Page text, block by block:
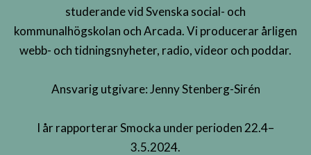
studerande vid Svenska social- och
kommunalhögskolan och Arcada. Vi producerar årligen
webb- och tidningsnyheter, radio, videor och poddar.
Ansvarig utgivare: Jenny Stenberg-Sirén
I år rapporterar Smocka under perioden 22.4–
3.5.2024.